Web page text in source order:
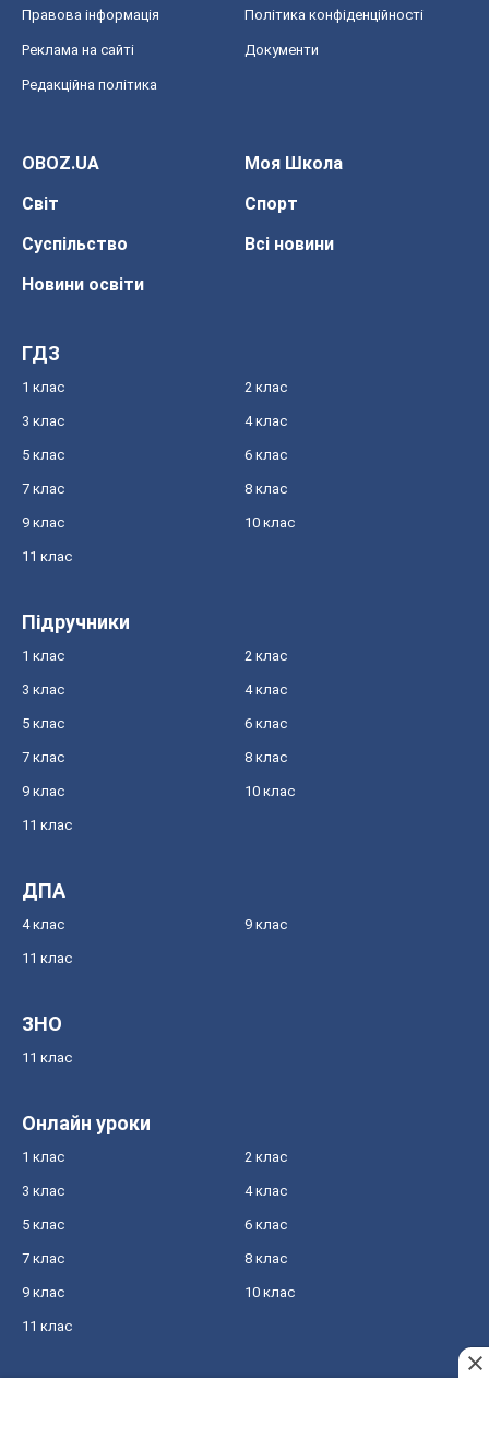
Правова інформація Політика конфіденційності
Реклама на сайті Документи
Редакційна політика
OBOZ.UA
Моя Школа
Світ
Спорт
Суспільство
Всі новини
Новини освіти
ГДЗ
1 клас 2 клас
3 клас 4 клас
5 клас 6 клас
7 клас 8 клас
9 клас 10 клас
11 клас
Підручники
1 клас 2 клас
3 клас 4 клас
5 клас 6 клас
7 клас 8 клас
9 клас 10 клас
11 клас
ДПА
4 клас 9 клас
11 клас
ЗНО
11 клас
Онлайн уроки
1 клас 2 клас
3 клас 4 клас
5 клас 6 клас
7 клас 8 клас
9 клас 10 клас
11 клас